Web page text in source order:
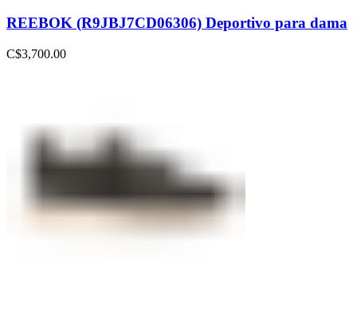
REEBOK (R9JBJ7CD06306) Deportivo para dama
C$3,700.00